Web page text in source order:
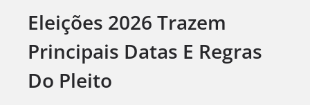
Eleições 2026 Trazem
Principais Datas E Regras
Do Pleito